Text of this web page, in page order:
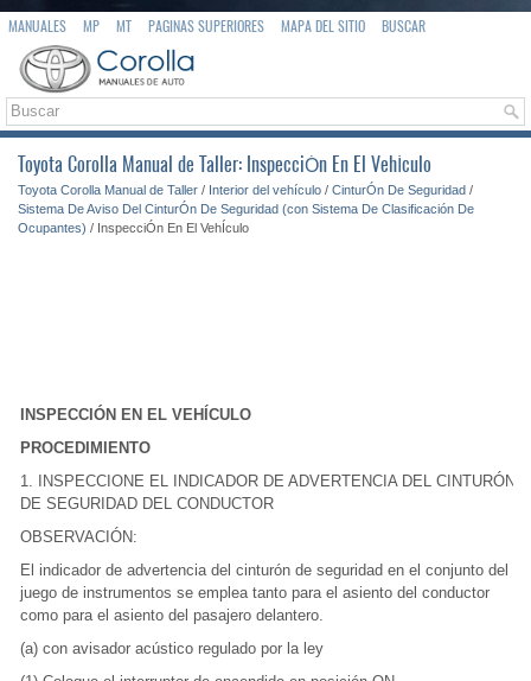
MANUALES MP MT PAGINAS SUPERIORES MAPA DEL SITIO BUSCAR
Toyota Corolla Manual de Taller: InspecciÓn En El VehÍculo
Toyota Corolla Manual de Taller / Interior del vehículo / CinturÓn De Seguridad /
Sistema De Aviso Del CinturÓn De Seguridad (con Sistema De Clasificación De
Ocupantes) / InspecciÓn En El VehÍculo
INSPECCIÓN EN EL VEHÍCULO
PROCEDIMIENTO
1. INSPECCIONE EL INDICADOR DE ADVERTENCIA DEL CINTURÓN
DE SEGURIDAD DEL CONDUCTOR
OBSERVACIÓN:
El indicador de advertencia del cinturón de seguridad en el conjunto del
juego de instrumentos se emplea tanto para el asiento del conductor
como para el asiento del pasajero delantero.
(a) con avisador acústico regulado por la ley